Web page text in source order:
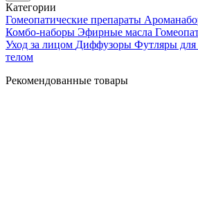
Категории
Гомеопатические препараты
Комбо-наборы Эфирные масла
Уход за лицом Диффузоры Футляры для
телом
Рекомендованные товары